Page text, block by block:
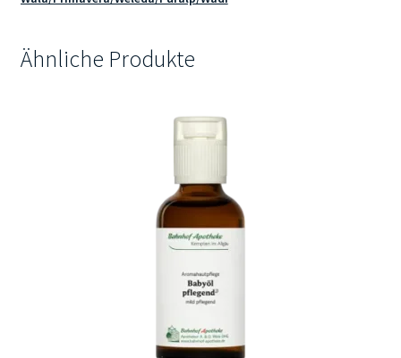
Ähnliche Produkte